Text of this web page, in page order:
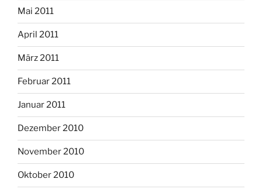
Mai 2011
April 2011
März 2011
Februar 2011
Januar 2011
Dezember 2010
November 2010
Oktober 2010